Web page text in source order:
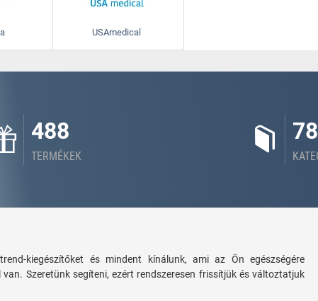
USAmedical
488
TERMÉKEK
78
kiegészítőket és mindent kínálunk, ami az Ön egészségére
Szeretünk segíteni, ezért rendszeresen frissítjük és változtatjuk